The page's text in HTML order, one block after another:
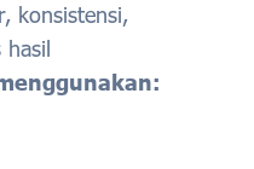
konsistensi,
hasil